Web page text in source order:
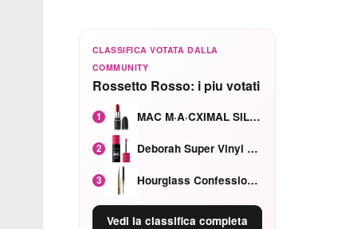
CLASSIFICA VOTATA DALLA
COMMUNITY
Rossetto Rosso: i piu votati
1 MAC M·A·CXIMAL SILKY MATTE Red Rock mat
2 Deborah Super Vinyl Shake Rosa Ciliegia
3 Hourglass Confession Ricaricabile Ultra Preciso Ad Alta Intensità Secretly Classic Red
Vedi la classifica completa